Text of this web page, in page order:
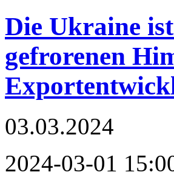
Die Ukraine
gefrorenen
03.03.2024
2024-03-01